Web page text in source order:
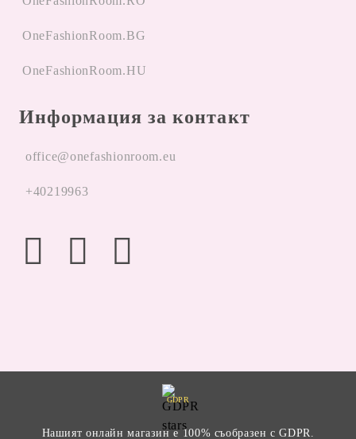
OneFashionRoom.BG
OneFashionRoom.HU
Информация за контакт
office@onefashionroom.eu
+40219963
GDPR
Нашият онлайн магазин е 100% съобразен с GDPR.